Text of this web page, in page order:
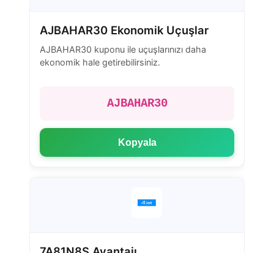
AJBAHAR30 Ekonomik Uçuşlar
AJBAHAR30 kuponu ile uçuşlarınızı daha
ekonomik hale getirebilirsiniz.
AJBAHAR30
Kopyala